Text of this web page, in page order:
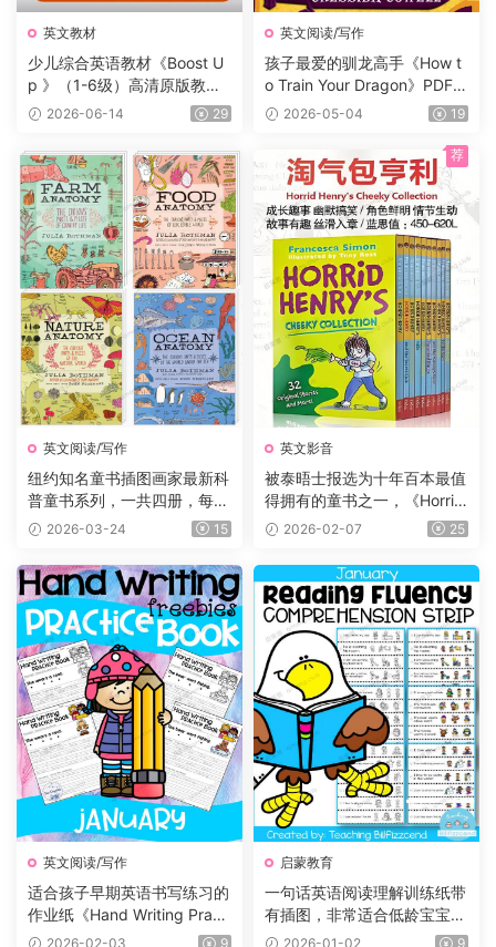
英文教材
少儿综合英语教材《Boost U
p 》（1-6级）高清原版教
材，学生书+课本答案试题
2026-06-14 29
英文阅读/写作
孩子最爱的驯龙高手《How t
o Train Your Dragon》PDF书
籍12册+电子书及音频+3册漫
2026-05-04 19
英文阅读/写作
纽约知名童书插图画家最新科
普童书系列，一共四册，每册
225页，自然+海洋+食物+农
有趣，特别适合小朋友们阅
读。
2026-03-24 15
英文影音
被泰晤士报选为十年百本最值
得拥有的童书之一，《Horrid
Henry 》淘气包亨利系列，P
集、电影、练习等
2026-02-07 25
荐
英文阅读/写作
适合孩子早期英语书写练习的
作业纸《Hand Writing Practi
ce Book》12册，每个月有一
2026-02-03 9
启蒙教育
一句话英语阅读理解训练纸带
有插图，非常适合低龄宝宝！
小红书爆款！
2026-01-02 9